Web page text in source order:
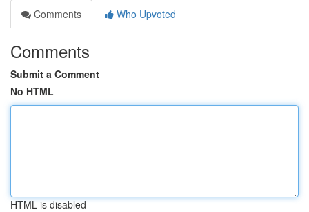
Comments
Who Upvoted
Comments
Submit a Comment
No HTML
HTML is disabled